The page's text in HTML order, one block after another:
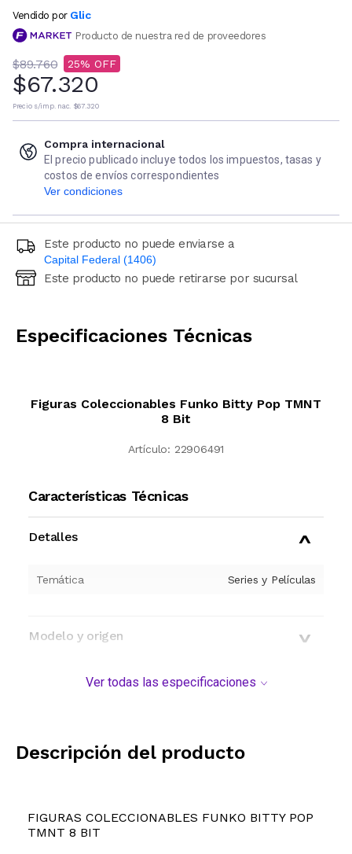
Vendido por Glic
Producto de nuestra red de proveedores
$89.760 25
$67.320
Precio s/imp. nac. $67.320
Compra internacional
El precio publicado incluye todos los impuestos, tasas y
costos de envíos correspondientes
Ver condiciones
Este producto no puede enviarse a
Capital Federal (1406)
Ingresá código postal (sólo números)
Este producto no puede retirarse por sucursal
Especificaciones Técnicas
Figuras Coleccionables Funko Bitty Pop TMNT
8 Bit
Artículo: 22906491
Características Técnicas
Detalles
Temática Series y Películas
Modelo y origen
Ver todas las especificaciones
Descripción del producto
FIGURAS COLECCIONABLES FUNKO BITTY POP
TMNT 8 BIT